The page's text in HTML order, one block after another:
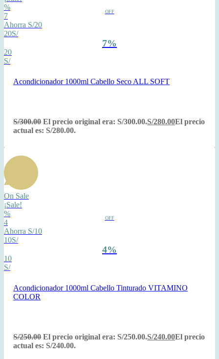
%
OFF
7
Ahorra S/20
20S/
7%
20
S/
Acondicionador 1000ml Cabello Seco ALL SOFT
S/300.00 El precio original era: S/300.00.S/280.00El precio
actual es: S/280.00.
On Sale
¡Sale!
%
OFF
4
Ahorra S/10
10S/
4%
10
S/
Acondicionador 1000ml Cabello Tinturado VITAMINO
COLOR
S/250.00 El precio original era: S/250.00.S/240.00El precio
actual es: S/240.00.